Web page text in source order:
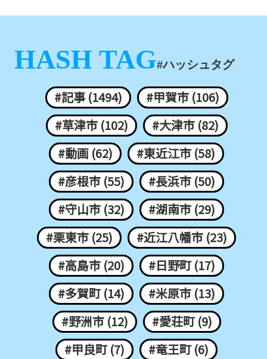
HASH TAG#ハッシュタグ
#記事 (1494)
#甲賀市 (106)
#草津市 (102)
#大津市 (82)
#動画 (62)
#東近江市 (58)
#彦根市 (55)
#長浜市 (50)
#守山市 (32)
#湖南市 (29)
#栗東市 (25)
#近江八幡市 (23)
#高島市 (20)
#日野町 (17)
#多賀町 (14)
#米原市 (13)
#野洲市 (12)
#愛荘町 (9)
#甲良町 (7)
#竜王町 (6)